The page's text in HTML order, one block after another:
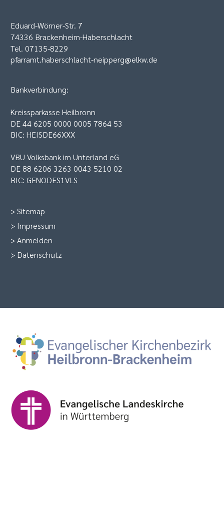
Eduard-Wörner-Str. 7
74336 Brackenheim-Haberschlacht
Tel. 07135-8229
pfarramt.haberschlacht-neipperg@elkw.de
Bankverbindung:
Kreissparkasse Heilbronn
DE 44 6205 0000 0005 7864 53
BIC: HEISDE66XXX
VBU Volksbank im Unterland eG
DE 88 6206 3263 0043 5210 02
BIC: GENODES1VLS
>Sitemap
> Impressum
>Anmelden
> Datenschutz